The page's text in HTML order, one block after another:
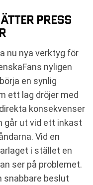
PRESS
nu nya verktyg för
nyligen
en synlig
ett lag dröjer med
konsekvenser
går ut vid ett inkast
Vid en
i stället en
ser på problemet.
snabbare beslut